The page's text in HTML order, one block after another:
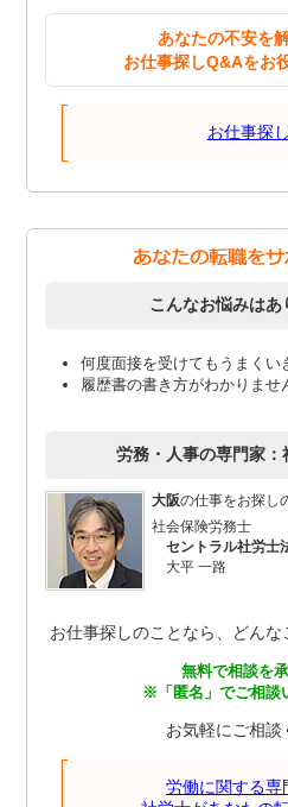
あなたの不安を
お仕事探しQ&Aをお
お仕事探
こんなお悩みはあ
何度面接を受けてもうまくい
履歴書の書き方がわかりませ
労務・人事の専門家：
大阪の仕事をお探し
社会保険労務士
セントラル社労士
大平 一路
お仕事探しのことなら、どんな
無料で相談を
※「匿名」でご相談
お気軽にご相談
労働に関する専